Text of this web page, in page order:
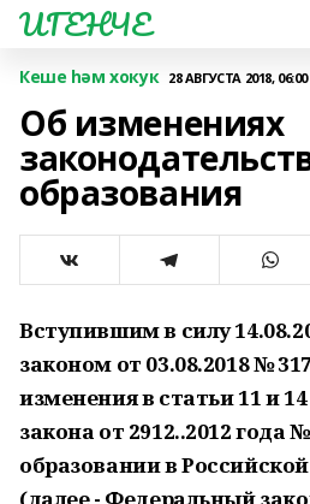
ИГЕНЧЕ
Кеше һәм хокук 28 АВГУСТА 2018, 06:00
Об изменениях
образования
Вступившим в силу
законом от 03.08.2018 №
изменения в статьи 11 и
закона от 2912..2012 года
образовании в